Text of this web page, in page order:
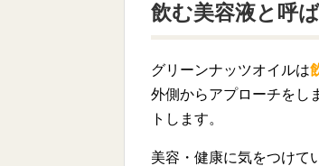
飲む美容液と呼
グリーンナッツオイルは
外側からアプローチをし
トします。
美容・健康に気をつけて